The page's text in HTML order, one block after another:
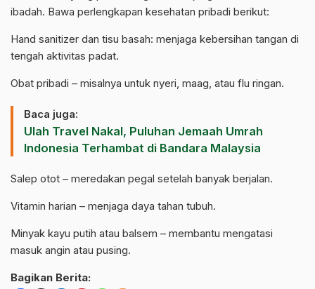
ibadah. Bawa perlengkapan kesehatan pribadi berikut:
Hand sanitizer dan tisu basah: menjaga kebersihan tangan di
tengah aktivitas padat.
Obat pribadi – misalnya untuk nyeri, maag, atau flu ringan.
Baca juga:
Ulah Travel Nakal, Puluhan Jemaah Umrah
Indonesia Terhambat di Bandara Malaysia
Salep otot – meredakan pegal setelah banyak berjalan.
Vitamin harian – menjaga daya tahan tubuh.
Minyak kayu putih atau balsem – membantu mengatasi
masuk angin atau pusing.
Bagikan Berita: